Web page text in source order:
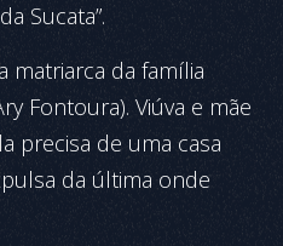
Sucata”.
matriarca da família
Fontoura). Viúva e mãe
precisa de uma casa
da última onde